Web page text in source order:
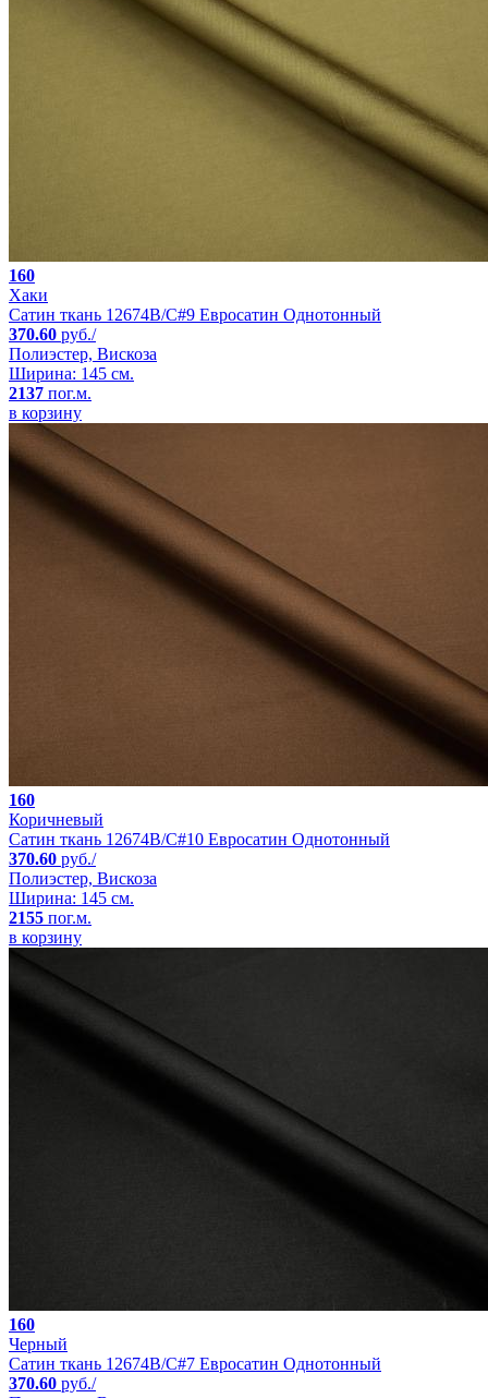
160
Хаки
Сатин ткань 12674B/C#9 Евросатин Однотонный
370.60 руб./
Полиэстер, Вискоза
Ширина: 145 см.
2137 пог.м.
в корзину
160
Коричневый
Сатин ткань 12674B/C#10 Евросатин Однотонный
370.60 руб./
Полиэстер, Вискоза
Ширина: 145 см.
2155 пог.м.
в корзину
160
Черный
Сатин ткань 12674B/C#7 Евросатин Однотонный
370.60 руб./